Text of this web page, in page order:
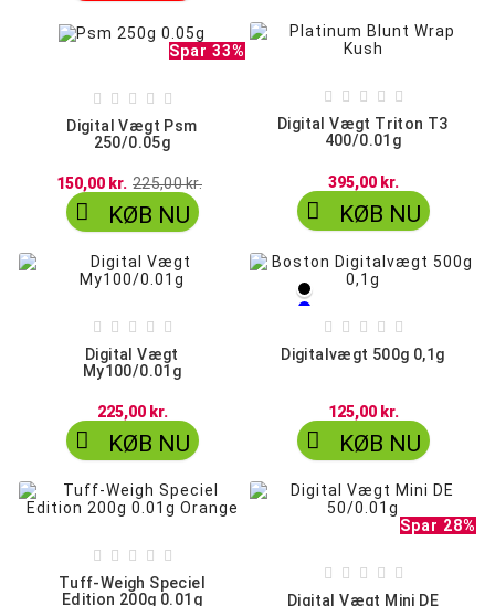
Spar 33%
    
Digital Vægt Psm
250/0.05g
150,00 kr. 225,00 kr.
 KØB NU
    
Digital Vægt Triton T3
400/0.01g
395,00 kr.
 KØB NU
    
Digital Vægt
My100/0.01g
225,00 kr.
 KØB NU
Sort
Blå
Rød    
Digitalvægt 500g 0,1g
125,00 kr.
 KØB NU
    
Tuff-Weigh Speciel
Edition 200g 0.01g
Spar 28%
    
Digital Vægt Mini DE